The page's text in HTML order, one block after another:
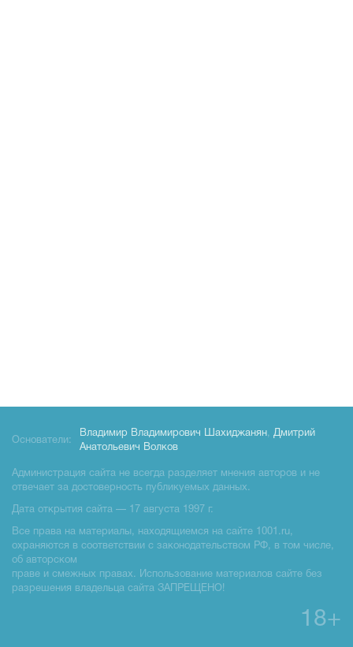
Основатели:
Владимир Владимирович Шахиджанян, Дмитрий
Анатольевич Волков
Администрация сайта не всегда разделяет мнения авторов и не
отвечает за достоверность публикуемых данных.
Дата открытия сайта — 17 августа 1997 г.
Все права на материалы, находящиемся на сайте 1001.ru,
охраняются в соответствии с законодательством РФ, в том числе,
об авторском
праве и смежных правах. Использование материалов сайте без
разрешения владельца сайта ЗАПРЕЩЕНО!
18+